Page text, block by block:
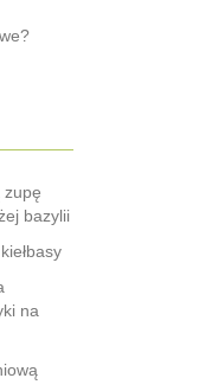
zupę
bazylii
na